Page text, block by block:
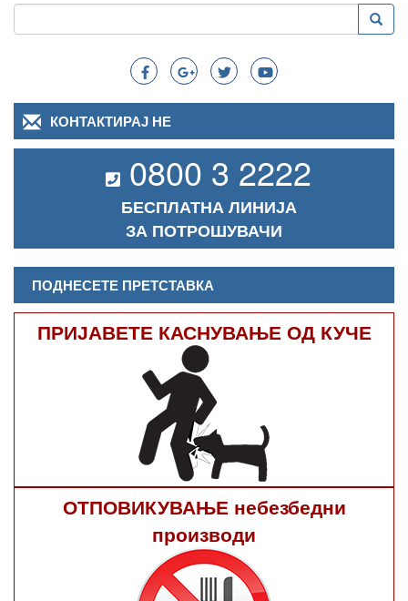
Search
Пребарување
КОНТАКТИРАЈ НЕ
0800 3 2222
БЕСПЛАТНА ЛИНИЈА
ЗА ПОТРОШУВАЧИ
ПОДНЕСЕТЕ ПРЕТСТАВКА
ПРИЈАВЕТЕ КАСНУВАЊЕ ОД КУЧЕ
ОТПОВИКУВАЊЕ небезбедни
производи